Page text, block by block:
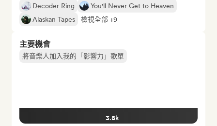
Decoder Ring
You'll Never Get to Heaven
Alaskan Tapes
檢視全部 +9
主要機會
將音樂人加入我的「影響力」歌單
3.8k